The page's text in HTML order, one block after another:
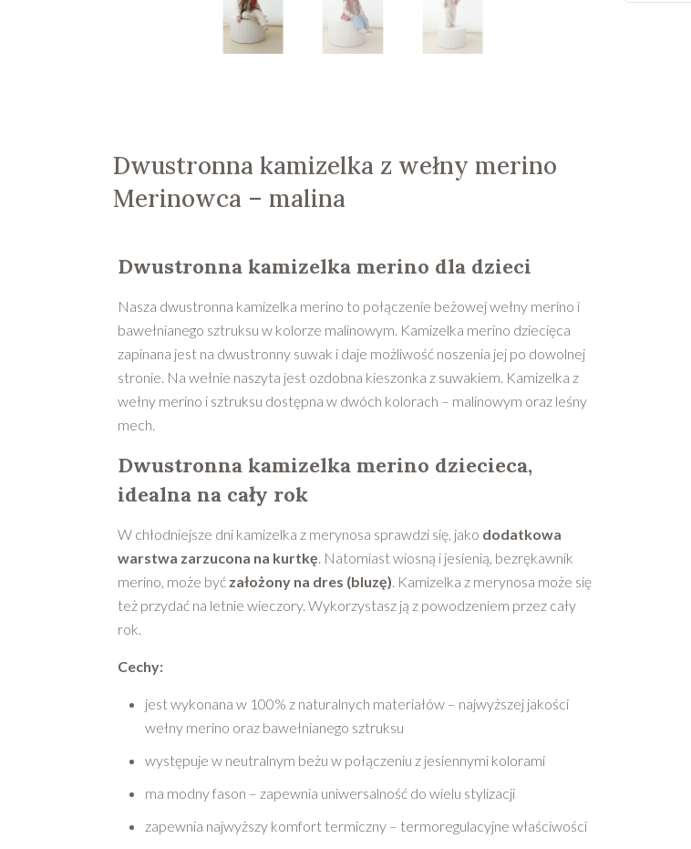
Dwustronna kamizelka z wełny merino
Merinowca – malina
Dwustronna kamizelka merino dla dzieci
Nasza dwustronna kamizelka merino to połączenie beżowej wełny merino i
bawełnianego sztruksu w kolorze malinowym. Kamizelka merino dziecięca
zapinana jest na dwustronny suwak i daje możliwość noszenia jej po dowolnej
stronie. Na wełnie naszyta jest ozdobna kieszonka z suwakiem. Kamizelka z
wełny merino i sztruksu dostępna w dwóch kolorach – malinowym oraz leśny
mech.
Dwustronna kamizelka merino dziecieca,
idealna na cały rok
W chłodniejsze dni kamizelka z merynosa sprawdzi się, jako dodatkowa
warstwa zarzucona na kurtkę. Natomiast wiosną i jesienią, bezrękawnik
merino, może być założony na dres (bluzę). Kamizelka z merynosa może się
też przydać na letnie wieczory. Wykorzystasz ją z powodzeniem przez cały
rok.
Cechy:
jest wykonana w 100% z naturalnych materiałów – najwyższej jakości
wełny merino oraz bawełnianego sztruksu
występuje w neutralnym beżu w połączeniu z jesiennymi kolorami
ma modny fason – zapewnia uniwersalność do wielu stylizacji
zapewnia najwyższy komfort termiczny – termoregulacyjne właściwości